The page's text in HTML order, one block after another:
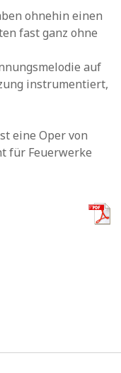
ohnehin einen
fast ganz ohne
auf
instrumentiert,
eine Oper von
für Feuerwerke